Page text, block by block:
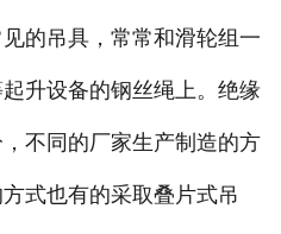
资质证书
合作客户
联系我们
的吊具，常常和滑轮组一
升设备的钢丝绳上。绝缘
不同的厂家生产制造的方
式也有的采取叠片式吊